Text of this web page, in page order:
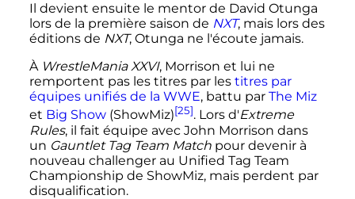
Il devient ensuite le mentor de David Otunga
lors de la première saison de NXT, mais lors des
éditions de NXT, Otunga ne l'écoute jamais.
À WrestleMania XXVI, Morrison et lui ne
remportent pas les titres par les titres par
équipes unifiés de la WWE, battu par The Miz
et Big Show(ShowMiz)[25]. Lors d'Extreme
Rules, il fait équipe avec John Morrison dans
un Gauntlet Tag Team Matchpour devenir à
nouveau challenger au Unified Tag Team
Championship de ShowMiz, mais perdent par
disqualification.